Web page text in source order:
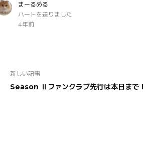
まーるめる
ハートを送りました
4年前
新しい記事
Season Ⅱファンクラブ先行は本日まで！